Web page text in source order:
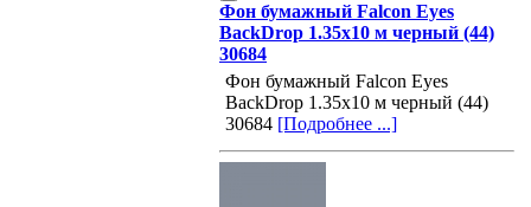
Фон бумажный Falcon Eyes
BackDrop 1.35x10 м черный (44)
30684
Фон бумажный Falcon Eyes
BackDrop 1.35x10 м черный (44)
30684 [Подробнее ...]